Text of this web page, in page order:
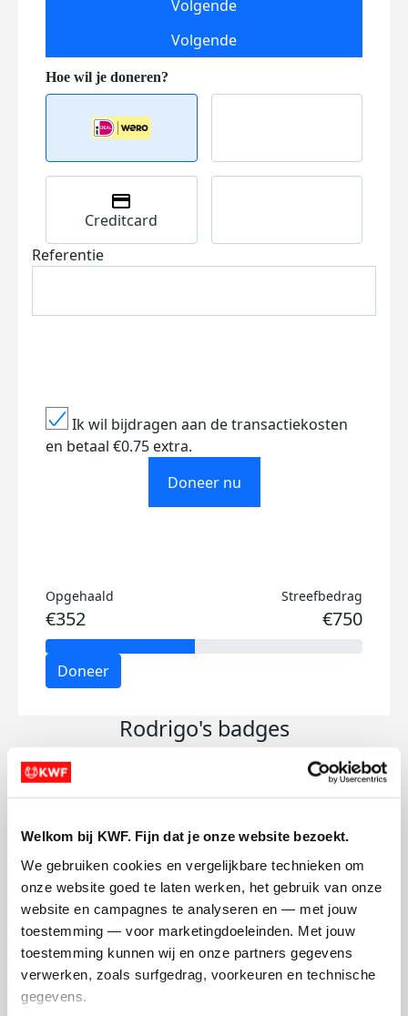
Welkom bij KWF. Fijn dat je onze website bezoekt.
We gebruiken cookies en vergelijkbare technieken om
onze website goed te laten werken, het gebruik van onze
website en campagnes te analyseren en — met jouw
toestemming — voor marketingdoeleinden. Met jouw
toestemming kunnen wij en onze partners gegevens
verwerken, zoals surfgedrag, voorkeuren en technische
gegevens.
Volgende
Volgende
Creditcard
Referentie
Ik wil bijdragen aan de transactiekosten
en betaal €0.75 extra.
Doneer nu
Opgehaald
€352
Streefbedrag
€750
Doneer
Rodrigo's badges